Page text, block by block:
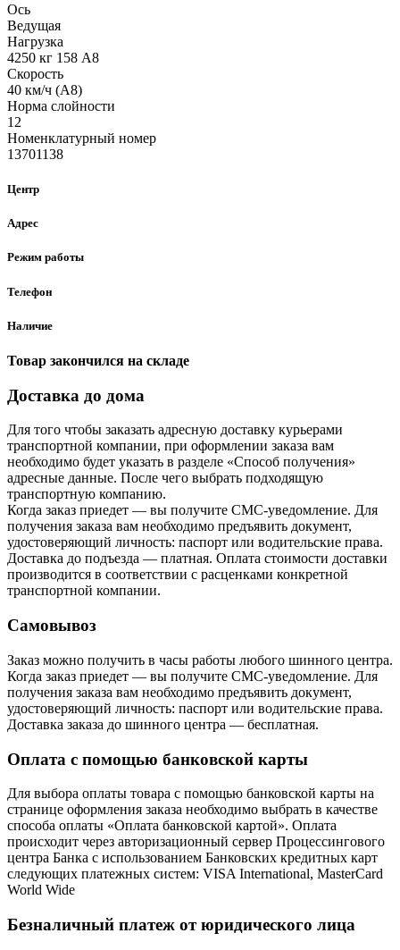
Ось
Ведущая
Нагрузка
4250 кг 158 А8
Скорость
40 км/ч (A8)
Норма cлойности
12
Номенклатурный номер
13701138
Центр
Адрес
Режим работы
Телефон
Наличие
Товар закончился на складе
Доставка до дома
Для того чтобы заказать адресную доставку курьерами
транспортной компании, при оформлении заказа вам
необходимо будет указать в разделе «Способ получения»
адресные данные. После чего выбрать подходящую
транспортную компанию.
Когда заказ приедет — вы получите СМС-уведомление. Для
получения заказа вам необходимо предъявить документ,
удостоверяющий личность: паспорт или водительские права.
Доставка до подъезда — платная. Оплата стоимости доставки
производится в соответствии с расценками конкретной
транспортной компании.
Самовывоз
Заказ можно получить в часы работы любого шинного центра.
Когда заказ приедет — вы получите СМС-уведомление. Для
получения заказа вам необходимо предъявить документ,
удостоверяющий личность: паспорт или водительские права.
Доставка заказа до шинного центра — бесплатная.
Оплата с помощью банковской карты
Для выбора оплаты товара с помощью банковской карты на
странице оформления заказа необходимо выбрать в качестве
способа оплаты «Оплата банковской картой». Оплата
происходит через авторизационный сервер Процессингового
центра Банка с использованием Банковских кредитных карт
следующих платежных систем: VISA International, MasterCard
World Wide
Безналичный платеж от юридического лица